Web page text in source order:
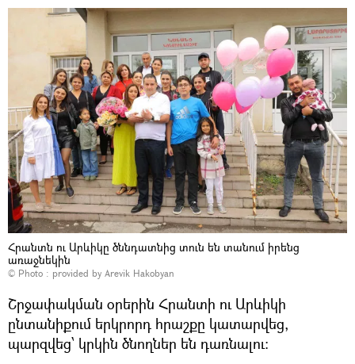
Հրանտն ու Արևիկը ծննդատնից տուն են տանում իրենց
առաջնեկին
© Photo : provided by Arevik Hakobyan
Շրջափակման օրերին Հրանտի ու Արևիկի
ընտանիքում երկրորդ հրաշքը կատարվեց,
պարզվեց՝ կրկին ծնողներ են դառնալու։